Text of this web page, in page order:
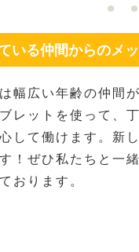
いる仲間からのメ
幅広い年齢の仲間
レットを使って、
して働けます。新
！ぜひ私たちと一
おります。